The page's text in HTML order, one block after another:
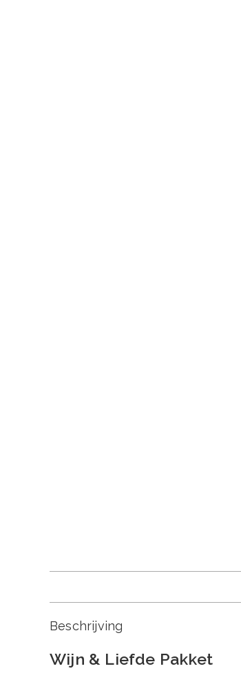
Beschrijving
Wijn & Liefde Pakket